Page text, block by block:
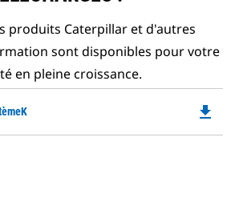
produits Caterpillar et d'autres
sont disponibles pour votre
en pleine croissance.
file_download